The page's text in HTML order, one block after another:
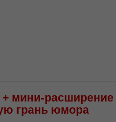
мини-расширение
грань юмора
это можно всегда сделать в
să faceți asta în colțul din